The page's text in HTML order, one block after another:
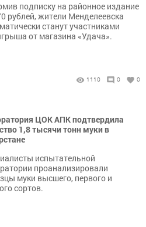
подписку на районное издание
рублей, жители Менделеевска
станут участниками
от магазина «Удача».
1110 0 0
ЦОК АПК подтвердила
1,8 тысячи тонн муки в
испытательной
проанализировали
муки высшего, первого и
сортов.